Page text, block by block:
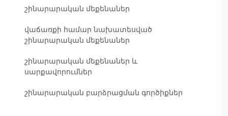
շինարարական մեքենաներ
վաճառքի համար նախատեսված
շինարարական մեքենաներ
շինարարական մեքենաներ և
սարքավորումներ
շինարարական բարձրացման գործիքներ